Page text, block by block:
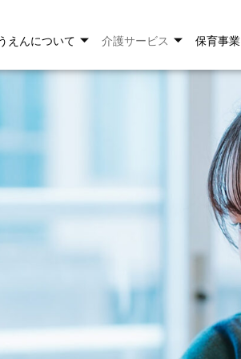
えんについて 介護サービス 保育事業